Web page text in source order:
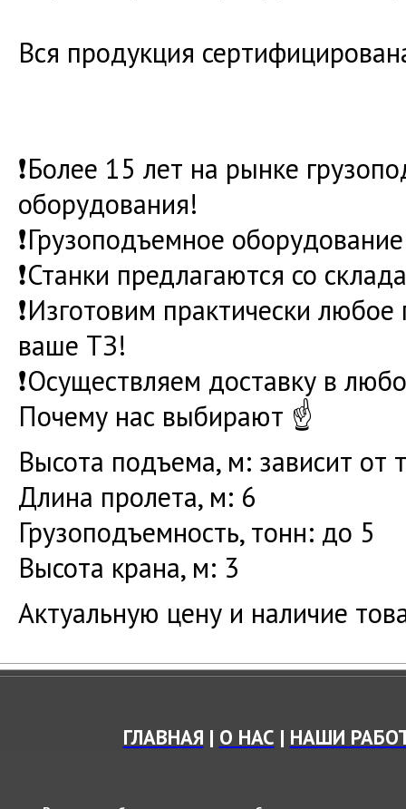
Вся продукция
❗Более 15 лет на рынке
оборудования!
❗Грузоподъемное
❗Станки предлагаются со
❗Изготовим практически
ваше ТЗ!
❗Осуществляем доставку в
Почему нас выбирают ☝
Высота подъема, м: зависит от
Длина пролета, м: 6
Грузоподъемность, тонн: до 5
Высота крана, м: 3
Актуальную цену и наличие
ГЛАВНАЯ | О НАС | НАШИ